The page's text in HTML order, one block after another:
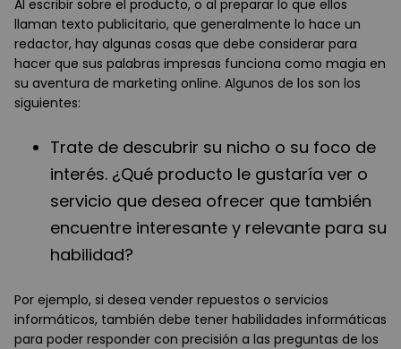
Al escribir sobre el producto, o al preparar lo que ellos
llaman texto publicitario, que generalmente lo hace un
redactor, hay algunas cosas que debe considerar para
hacer que sus palabras impresas funciona como magia en
su aventura de marketing online. Algunos de los son los
siguientes:
Trate de descubrir su nicho o su foco de
interés. ¿Qué producto le gustaría ver o
servicio que desea ofrecer que también
encuentre interesante y relevante para su
habilidad?
Por ejemplo, si desea vender repuestos o servicios
informáticos, también debe tener habilidades informáticas
para poder responder con precisión a las preguntas de los